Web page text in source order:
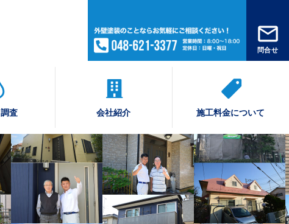
問合せ
査 会社紹介 施工料金について